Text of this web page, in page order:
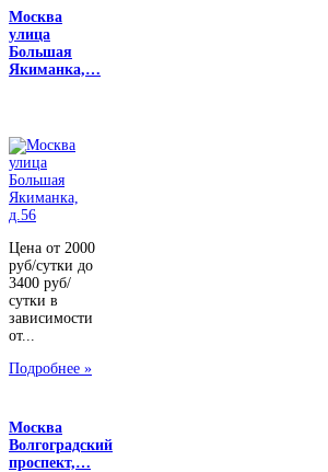
Москва
улица
Большая
Якиманка,…
Цена от 2000
руб/сутки до
3400 руб/
сутки в
зависимости
от...
Подробнее »
Москва
Волгоградский
проспект,…